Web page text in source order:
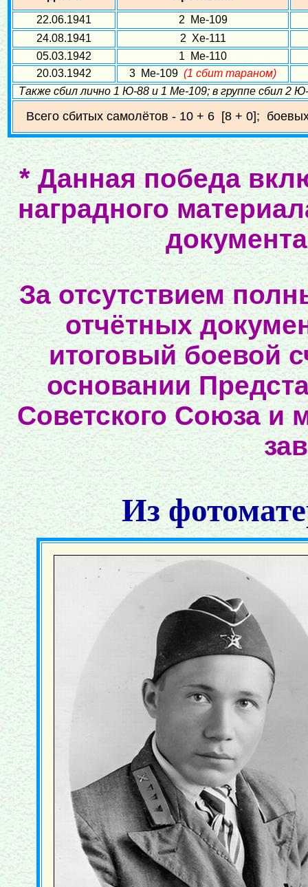
22.06.1941
2 Ме-109
24.08.1941
2 Хе-111
05.03.1942
1 Ме-110
20.03.1942
3 Ме-109 (1 сбит тараном)
Также сбил лично 1 Ю-88 и 1 Ме-109; в группе сбил 2
Всего сбитых самолётов - 10 + 6 [8 + 0];
*Данная победа
наградного
За отсутствием
отчётных
итоговый боевой
основании
Советского Союза и
Из